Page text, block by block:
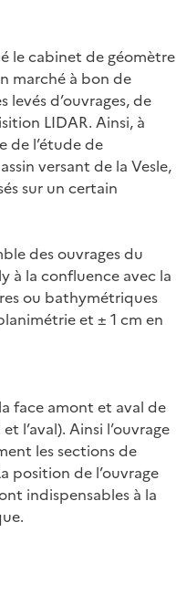
le cabinet de géomètre
marché à bon de
d’ouvrages, de
LIDAR. Ainsi, à
de l’étude de
versant de la Vesle,
sur un certain
des ouvrages du
à la confluence avec la
ou bathymétriques
et ± 1 cm en
face amont et aval de
l’aval). Ainsi l’ouvrage
les sections de
position de l’ouvrage
indispensables à la